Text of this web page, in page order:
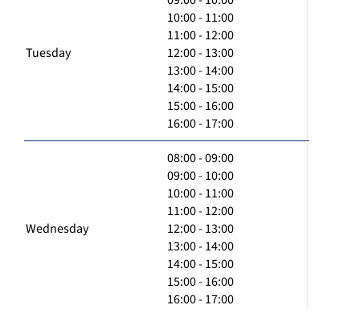
Tuesday
10:00 - 11:00
11:00 - 12:00
12:00 - 13:00
13:00 - 14:00
14:00 - 15:00
15:00 - 16:00
16:00 - 17:00
Wednesday
08:00 - 09:00
09:00 - 10:00
10:00 - 11:00
11:00 - 12:00
12:00 - 13:00
13:00 - 14:00
14:00 - 15:00
15:00 - 16:00
16:00 - 17:00